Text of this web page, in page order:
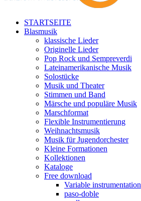
STARTSEITE
Blasmusik
klassische Lieder
Originelle Lieder
Pop Rock und Sempreverdi
Lateinamerikanische Musik
Solostücke
Musik und Theater
Stimmen und Band
Märsche und populäre Musik
Marschformat
Flexible Instrumentierung
Weihnachtsmusik
Musik für Jugendorchester
Kleine Formationen
Kollektionen
Kataloge
Free download
Variable instrumentation
paso-doble